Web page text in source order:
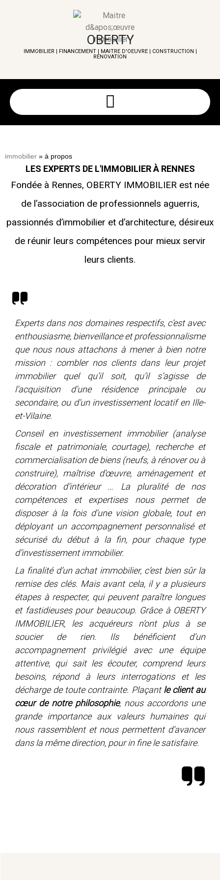
OBERTY
IMMOBILIER | FINANCEMENT | MAITRE D'OEUVRE | CONSTRUCTION |
RÉNOVATION
immobilier » à propos
LES EXPERTS DE L'IMMOBILIER À RENNES
Fondée à Rennes, OBERTY IMMOBILIER est née
de l’association de professionnels aguerris,
passionnés d’immobilier et d’architecture, désireux
de réunir leurs compétences pour mieux servir
leurs clients.
Experts dans nos domaines respectifs, c’est avec
enthousiasme, bienveillance et professionnalisme
que nous nous attachons à mener à bien notre
mission : combler nos clients dans leur projet
immobilier quel qu’il soit, qu’il s’agisse de
l’acquisition d’une résidence principale ou
secondaire, ou d’un investissement locatif en Ille-
et-Vilaine.
Conseil en investissement immobilier (analyse
fiscale et patrimoniale, courtage), recherche et
commercialisation de biens (neufs, à rénover ou à
construire), maîtrise d’œuvre, aménagement et
décoration d’intérieur … La pluralité de nos
compétences et expertises nous permet de
disposer à la fois d’une vision globale, tout en
déployant un accompagnement personnalisé et
sécurisé du début à la fin, pour chaque type
d’investissement immobilier.
La finalité d’un achat immobilier, c’est bien sûr la
remise des clés. Mais avant cela, il y a plusieurs
étapes à respecter, qui peuvent paraître longues
et fastidieuses pour beaucoup. Grâce à OBERTY
IMMOBILIER, les acquéreurs n’ont plus à se
soucier de rien. Ils bénéficient d’un
accompagnement privilégié avec une équipe
attentive, qui sait les écouter, comprend leurs
besoins, répond à leurs interrogations et les
décharge de toute contrainte. Plaçantle client au
cœur de notre philosophie, nous accordons une
grande importance aux valeurs humaines qui
nous rassemblent et nous permettent d’avancer
dans la même direction, pourin finele satisfaire.